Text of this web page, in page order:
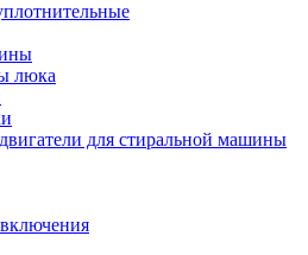
люка
для стиральной машины